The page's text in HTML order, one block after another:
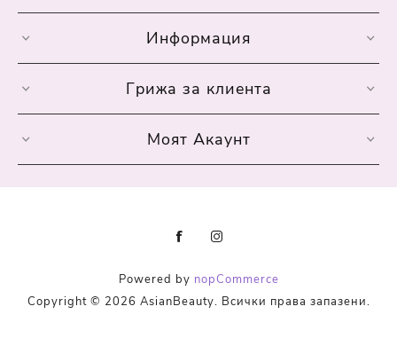
Информация
Грижа за клиента
Моят Акаунт
Powered by nopCommerce
Copyright © 2026 AsianBeauty. Всички права запазени.